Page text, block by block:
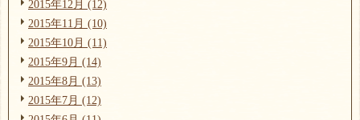
2015年12月 (12)
2015年11月 (10)
2015年10月 (11)
2015年9月 (14)
2015年8月 (13)
2015年7月 (12)